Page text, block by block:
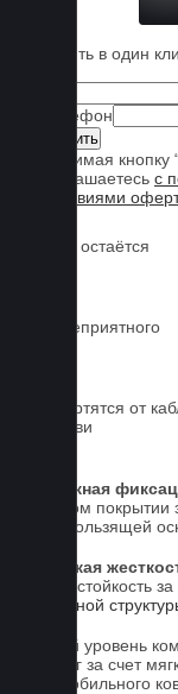
Купить в один
Телефон
Нажимая кнопку
соглашаетесь с
условиями
Обувь остаётся
Нет неприятного
Не портятся от
на обуви
Надежная
штатном покрытии
антискользящей
Высокая
износостойкость
5-слойной
Новый уровень
для ног за счет
автомобильного